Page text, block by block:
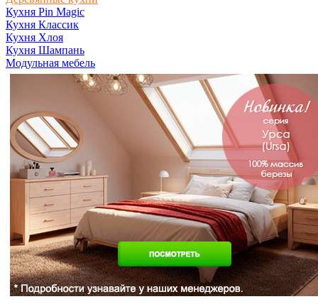
Кухня Pin Magic
Кухня Классик
Кухня Хлоя
Кухня Шампань
Модульная мебель